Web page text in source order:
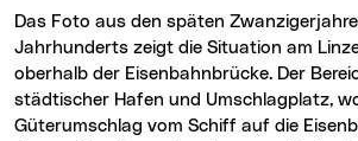
Das Foto aus den späten Zwanzigerjahren des 20.
Jahrhunderts zeigt die Situation am
oberhalb der Eisenbahnbrücke. Der
städtischer Hafen und Umschlagplatz,
Güterumschlag vom Schiff auf die